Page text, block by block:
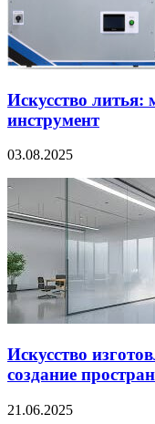
Искусство
инструмент
03.08.2025
Искусство
создание
21.06.2025